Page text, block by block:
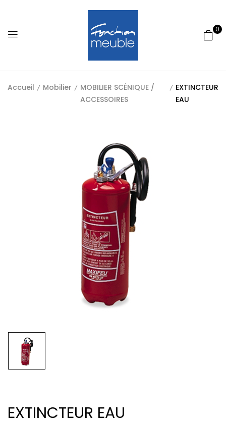
0
Accueil Mobilier
MOBILIER SCÉNIQUE /
ACCESSOIRES
EXTINCTEUR
EAU
EXTINCTEUR EAU